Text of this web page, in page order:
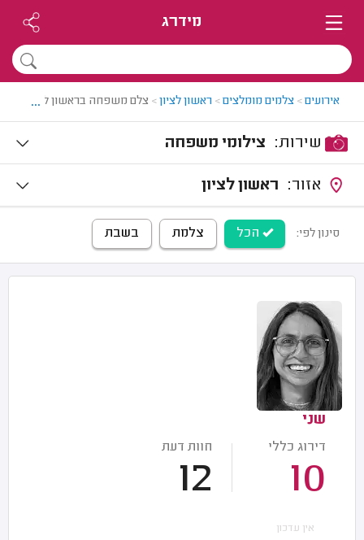
מידרג
אירועים> צלמים מומלצים> ראשון לציון> צלם משפחה בראשון לציון
...
צילומי משפחה
ראשון לציון
סינון לפי: הכל צלמת בשבת
שני
דירוג כללי
10
חוות דעת
12
אין עדכון